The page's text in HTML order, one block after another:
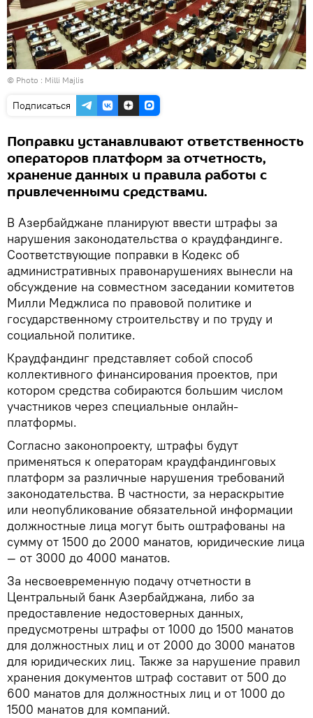
© Photo : Milli Majlis
Подписаться
Поправки устанавливают ответственность
операторов платформ за отчетность,
хранение данных и правила работы с
привлеченными средствами.
В Азербайджане планируют ввести штрафы за
нарушения законодательства о краудфандинге.
Соответствующие поправки в Кодекс об
административных правонарушениях вынесли на
обсуждение на совместном заседании комитетов
Милли Меджлиса по правовой политике и
государственному строительству и по труду и
социальной политике.
Краудфандинг представляет собой способ
коллективного финансирования проектов, при
котором средства собираются большим числом
участников через специальные онлайн-
платформы.
Согласно законопроекту, штрафы будут
применяться к операторам краудфандинговых
платформ за различные нарушения требований
законодательства. В частности, за нераскрытие
или неопубликование обязательной информации
должностные лица могут быть оштрафованы на
сумму от 1500 до 2000 манатов, юридические лица
— от 3000 до 4000 манатов.
За несвоевременную подачу отчетности в
Центральный банк Азербайджана, либо за
предоставление недостоверных данных,
предусмотрены штрафы от 1000 до 1500 манатов
для должностных лиц и от 2000 до 3000 манатов
для юридических лиц. Также за нарушение правил
хранения документов штраф составит от 500 до
600 манатов для должностных лиц и от 1000 до
1500 манатов для компаний.